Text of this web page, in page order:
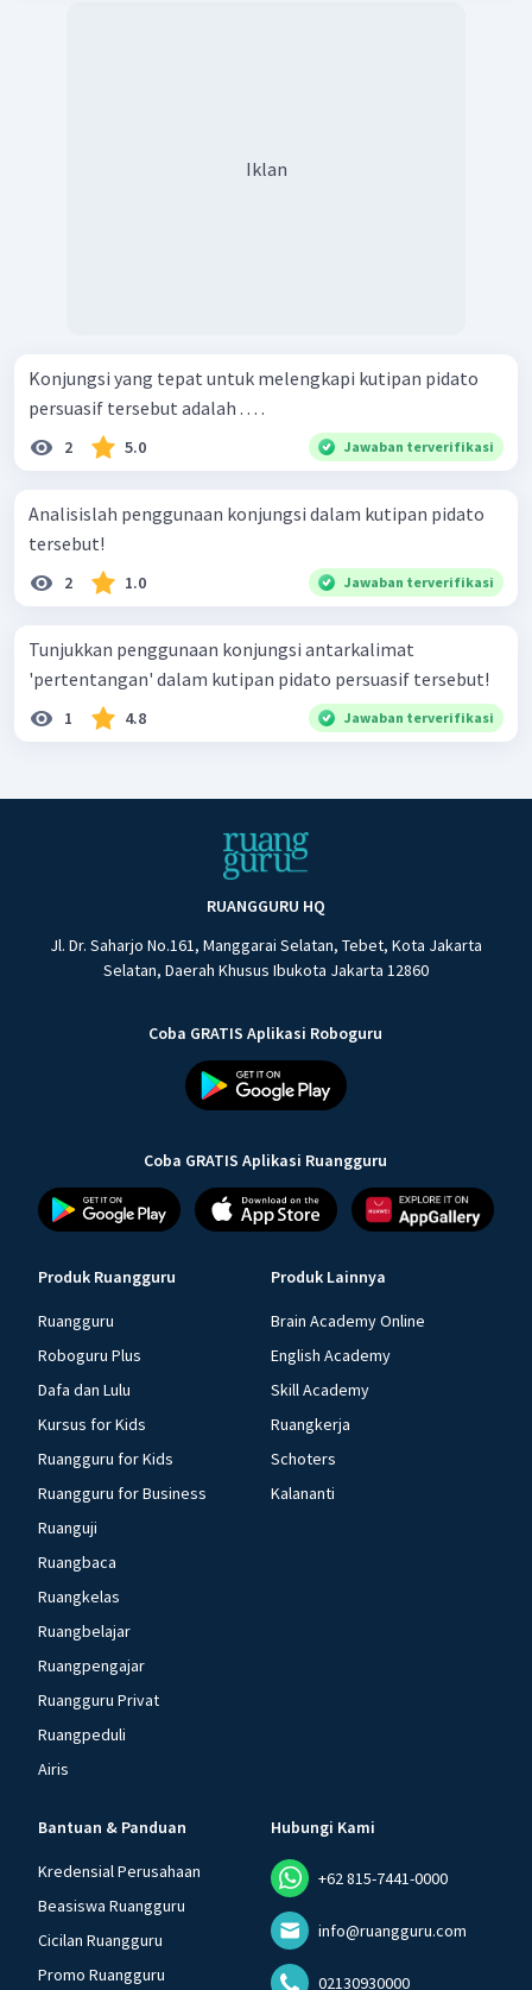
Iklan
Konjungsi yang tepat untuk melengkapi kutipan pidato
persuasif tersebut adalah . . . .
2 5.0 Jawaban terverifikasi
Analisislah penggunaan konjungsi dalam kutipan pidato
tersebut!
2 1.0 Jawaban terverifikasi
Tunjukkan penggunaan konjungsi antarkalimat
'pertentangan' dalam kutipan pidato persuasif tersebut!
1 4.8 Jawaban terverifikasi
RUANGGURU HQ
Jl. Dr. Saharjo No.161, Manggarai Selatan, Tebet, Kota Jakarta
Selatan, Daerah Khusus Ibukota Jakarta 12860
Coba GRATIS Aplikasi Roboguru
Coba GRATIS Aplikasi Ruangguru
Produk Ruangguru
Ruangguru
Roboguru Plus
Dafa dan Lulu
Kursus for Kids
Ruangguru for Kids
Ruangguru for Business
Ruanguji
Ruangbaca
Ruangkelas
Ruangbelajar
Ruangpengajar
Ruangguru Privat
Ruangpeduli
Airis
Produk Lainnya
Brain Academy Online
English Academy
Skill Academy
Ruangkerja
Schoters
Kalananti
Bantuan & Panduan
Kredensial Perusahaan
Beasiswa Ruangguru
Cicilan Ruangguru
Promo Ruangguru
Hubungi Kami
+62 815-7441-0000
info@ruangguru.com
02130930000